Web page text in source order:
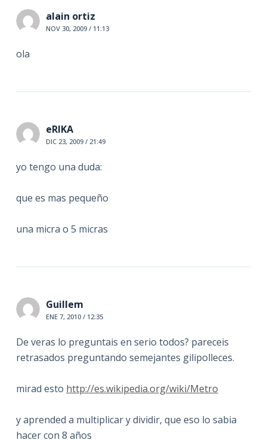
alain ortiz
NOV 30, 2009 / 11:13
ola
eRIKA
DIC 23, 2009 / 21:49
yo tengo una duda:
que es mas pequeño
una micra o 5 micras
Guillem
ENE 7, 2010 / 12:35
De veras lo preguntais en serio todos? pareceis
retrasados preguntando semejantes gilipolleces.
mirad esto http://es.wikipedia.org/wiki/Metro
y aprended a multiplicar y dividir, que eso lo sabia
hacer con 8 años